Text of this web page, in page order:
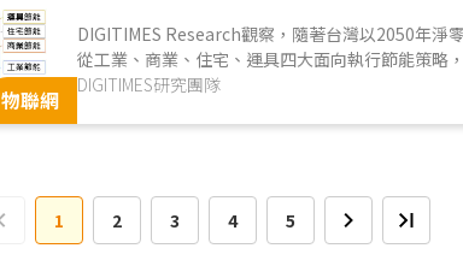
物聯網
DIGITIMES Research觀察，隨著台灣以2050年淨
從工業、商業、住宅、運具四大面向執行節能策略
單位執行節能行動的效率...
DIGITIMES研究團隊
1 2 3 4 5